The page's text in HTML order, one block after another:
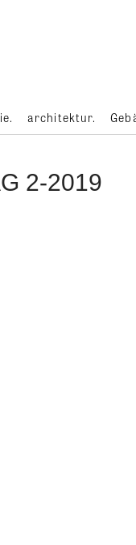
architektur.
2-2019